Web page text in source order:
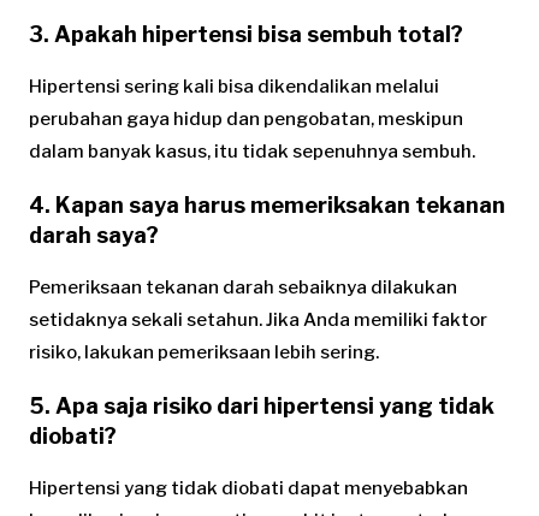
3. Apakah hipertensi bisa sembuh total?
Hipertensi sering kali bisa dikendalikan melalui
perubahan gaya hidup dan pengobatan, meskipun
dalam banyak kasus, itu tidak sepenuhnya sembuh.
4. Kapan saya harus memeriksakan tekanan
darah saya?
Pemeriksaan tekanan darah sebaiknya dilakukan
setidaknya sekali setahun. Jika Anda memiliki faktor
risiko, lakukan pemeriksaan lebih sering.
5. Apa saja risiko dari hipertensi yang tidak
diobati?
Hipertensi yang tidak diobati dapat menyebabkan